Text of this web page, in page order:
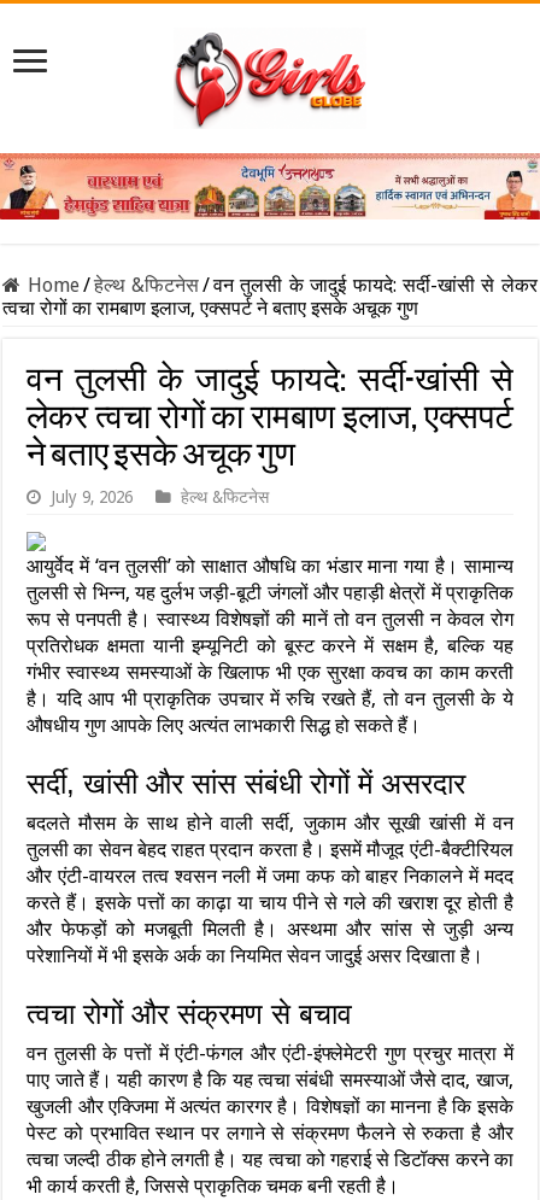
Home/हेल्थ &फिटनेस/वन तुलसी के जादुई फायदे: सर्दी-खांसी से लेकर
त्वचा रोगों का रामबाण इलाज, एक्सपर्ट ने बताए इसके अचूक गुण
वन तुलसी के जादुई फायदे: सर्दी-खांसी से
लेकर त्वचा रोगों का रामबाण इलाज, एक्सपर्ट
ने बताए इसके अचूक गुण
July 9, 2026 हेल्थ &फिटनेस
आयुर्वेद में ‘वन तुलसी’ को साक्षात औषधि का भंडार माना गया है। सामान्य
तुलसी से भिन्न, यह दुर्लभ जड़ी-बूटी जंगलों और पहाड़ी क्षेत्रों में प्राकृतिक
रूप से पनपती है। स्वास्थ्य विशेषज्ञों की मानें तो वन तुलसी न केवल रोग
प्रतिरोधक क्षमता यानी इम्यूनिटी को बूस्ट करने में सक्षम है, बल्कि यह
गंभीर स्वास्थ्य समस्याओं के खिलाफ भी एक सुरक्षा कवच का काम करती
है। यदि आप भी प्राकृतिक उपचार में रुचि रखते हैं, तो वन तुलसी के ये
औषधीय गुण आपके लिए अत्यंत लाभकारी सिद्ध हो सकते हैं।
सर्दी, खांसी और सांस संबंधी रोगों में असरदार
बदलते मौसम के साथ होने वाली सर्दी, जुकाम और सूखी खांसी में वन
तुलसी का सेवन बेहद राहत प्रदान करता है। इसमें मौजूद एंटी-बैक्टीरियल
और एंटी-वायरल तत्व श्वसन नली में जमा कफ को बाहर निकालने में मदद
करते हैं। इसके पत्तों का काढ़ा या चाय पीने से गले की खराश दूर होती है
और फेफड़ों को मजबूती मिलती है। अस्थमा और सांस से जुड़ी अन्य
परेशानियों में भी इसके अर्क का नियमित सेवन जादुई असर दिखाता है।
त्वचा रोगों और संक्रमण से बचाव
वन तुलसी के पत्तों में एंटी-फंगल और एंटी-इंफ्लेमेटरी गुण प्रचुर मात्रा में
पाए जाते हैं। यही कारण है कि यह त्वचा संबंधी समस्याओं जैसे दाद, खाज,
खुजली और एक्जिमा में अत्यंत कारगर है। विशेषज्ञों का मानना है कि इसके
पेस्ट को प्रभावित स्थान पर लगाने से संक्रमण फैलने से रुकता है और
त्वचा जल्दी ठीक होने लगती है। यह त्वचा को गहराई से डिटॉक्स करने का
भी कार्य करती है, जिससे प्राकृतिक चमक बनी रहती है।